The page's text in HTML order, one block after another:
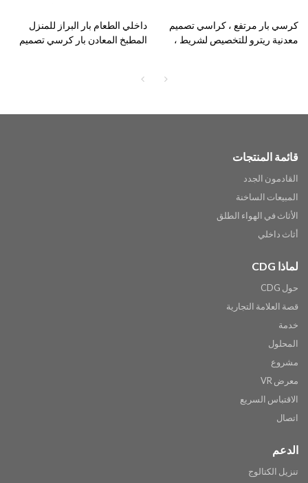
كرسي بار مرتفع ، كراسي تصميم
معدنية ريترو للتخصيص لشريط ،
داخلي الطعام بار البراز للمنزل
المطبخ المعادن بار كرسي تصميم
قائمة المنتجات
القادمون الجدد
المبيعات الساخنة
الأثاث في الهواء الطلق
أثاث داخلي
لماذا CDG
حول CDG
قصة العلامة التجارية
خدمة
المحلول
مشروع
معرض VR
الاقتباس السريع
اتصال
الدعم
تنزيل الكتالوج